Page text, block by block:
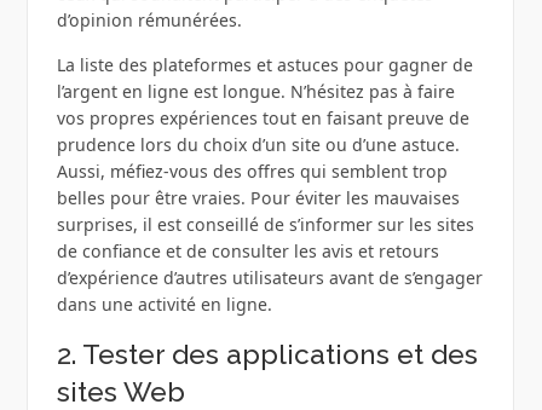
d’opinion rémunérées.
La liste des plateformes et astuces pour gagner de
l’argent en ligne est longue. N’hésitez pas à faire
vos propres expériences tout en faisant preuve de
prudence lors du choix d’un site ou d’une astuce.
Aussi, méfiez-vous des offres qui semblent trop
belles pour être vraies. Pour éviter les mauvaises
surprises, il est conseillé de s’informer sur les sites
de confiance et de consulter les avis et retours
d’expérience d’autres utilisateurs avant de s’engager
dans une activité en ligne.
2. Tester des applications et des
sites Web